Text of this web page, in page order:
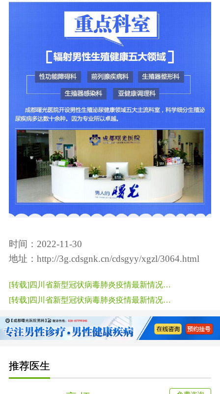
时间：2022-11-30
地址： http://3g.cdsgnk.cn/cdsgyy/xgzl/3064.html
[转载]四川省新型冠状病毒肺炎疫情最新情况（11月29日发布）
[转载]四川省新型冠状病毒肺炎疫情最新情况（12月2日发布）
推荐医生